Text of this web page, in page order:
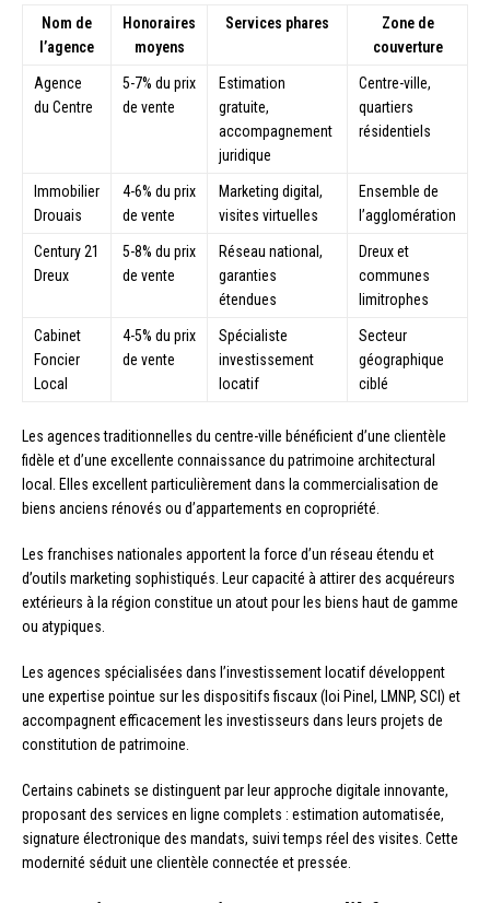
Nom de
l’agence
Honoraires
moyens
Services phares
Zone de
couverture
Agence
du Centre
5-7% du prix
de vente
Estimation
gratuite,
accompagnement
juridique
Centre-ville,
quartiers
résidentiels
Immobilier
Drouais
4-6% du prix
de vente
Marketing digital,
visites virtuelles
Ensemble de
l’agglomération
Century 21
Dreux
5-8% du prix
de vente
Réseau national,
garanties
étendues
Dreux et
communes
limitrophes
Cabinet
Foncier
Local
4-5% du prix
de vente
Spécialiste
investissement
locatif
Secteur
géographique
ciblé
Les agences traditionnelles du centre-ville bénéficient d’une clientèle
fidèle et d’une excellente connaissance du patrimoine architectural
local. Elles excellent particulièrement dans la commercialisation de
biens anciens rénovés ou d’appartements en copropriété.
Les franchises nationales apportent la force d’un réseau étendu et
d’outils marketing sophistiqués. Leur capacité à attirer des acquéreurs
extérieurs à la région constitue un atout pour les biens haut de gamme
ou atypiques.
Les agences spécialisées dans l’investissement locatif développent
une expertise pointue sur les dispositifs fiscaux (loi Pinel, LMNP, SCI) et
accompagnent efficacement les investisseurs dans leurs projets de
constitution de patrimoine.
Certains cabinets se distinguent par leur approche digitale innovante,
proposant des services en ligne complets : estimation automatisée,
signature électronique des mandats, suivi temps réel des visites. Cette
modernité séduit une clientèle connectée et pressée.